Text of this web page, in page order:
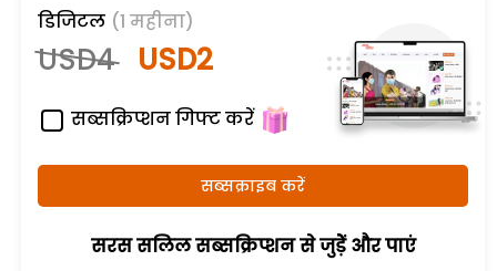
डिजिटल (1 महीना)
USD4 USD2
सब्सक्रिप्शन गिफ्ट करें
सब्सक्राइब करें
सरस सलिल सब्सक्रिप्शन से जुड़ेें और पाएं